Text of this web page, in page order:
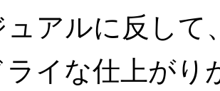
ュアルに反して
ライな仕上がり